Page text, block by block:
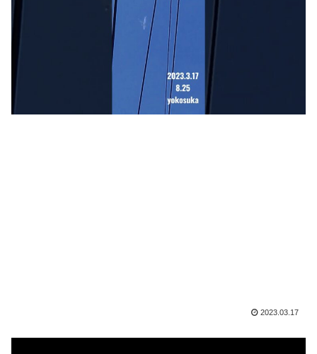
2023.03.17